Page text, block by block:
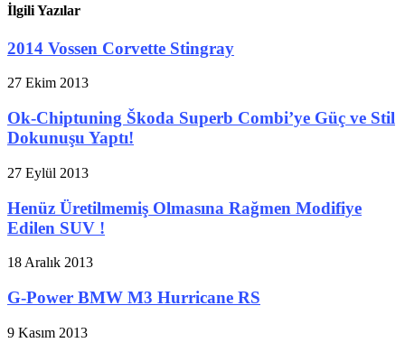
İlgili Yazılar
2014 Vossen Corvette Stingray
27 Ekim 2013
Ok-Chiptuning Škoda Superb Combi’ye Güç ve Stil
Dokunuşu Yaptı!
27 Eylül 2013
Henüz Üretilmemiş Olmasına Rağmen Modifiye
Edilen SUV !
18 Aralık 2013
G-Power BMW M3 Hurricane RS
9 Kasım 2013